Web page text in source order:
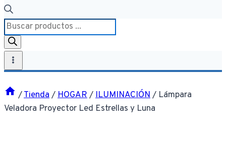
Búsqueda
de
productos
/Tienda/HOGAR/ILUMINACIÓN/ Lámpara
Veladora Proyector Led Estrellas y Luna